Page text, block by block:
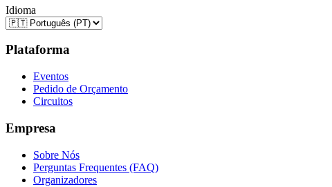
Idioma
Plataforma
Eventos
Pedido de Orçamento
Circuitos
Empresa
Sobre Nós
Perguntas Frequentes (FAQ)
Organizadores